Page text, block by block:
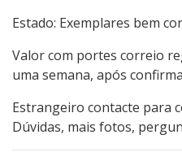
Estado: Exemplares bem
Valor com portes correio
uma semana, após
Estrangeiro contacte para
Dúvidas, mais fotos,